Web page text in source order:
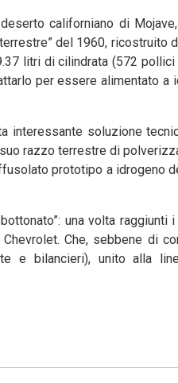
californiano di
del 1960,
litri di cilindrata (572
per essere alimentato a
soluzione
razzo terrestre di
prototipo a idrogeno
una volta
Che, sebbene di
e bilancieri), unito alla